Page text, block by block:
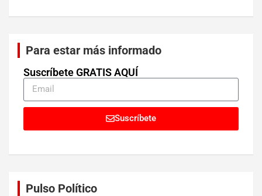
Para estar más informado
Suscríbete GRATIS AQUÍ
Suscríbete
Pulso Político